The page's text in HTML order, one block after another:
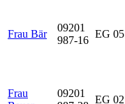
Frau Bär
09201
987-16
EG 05
Frau
09201
EG 02